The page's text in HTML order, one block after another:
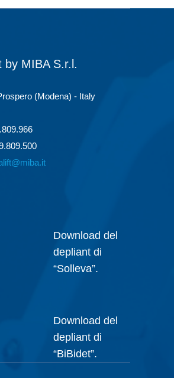
by MIBA S.r.l.
(Modena) - Italy
Download del
depliant di
“Solleva”.
Download del
depliant di
“BiBidet”.